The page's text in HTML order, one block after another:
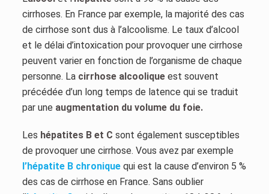
cirrhoses. En France par exemple, la majorité des cas
de cirrhose sont dus à l’alcoolisme. Le taux d’alcool
et le délai d’intoxication pour provoquer une cirrhose
peuvent varier en fonction de l’organisme de chaque
personne. La cirrhose alcooliqueest souvent
précédée d’un long temps de latence qui se traduit
par une augmentation du volume du foie.
Les hépatites B et C sont également susceptibles
de provoquer une cirrhose. Vous avez par exemple
l’hépatite B chroniquequi est la cause d’environ 5 %
des cas de cirrhose en France. Sans oublier